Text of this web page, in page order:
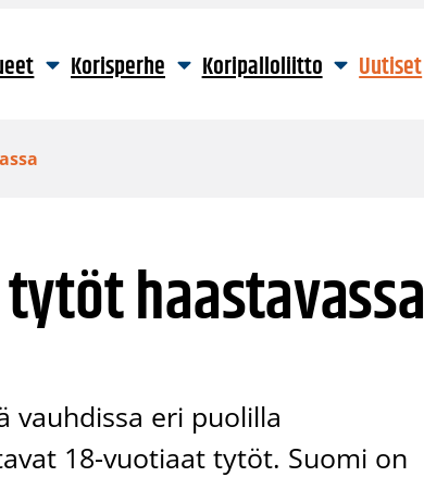
Korisperhe Koripalloliitto Uutiset
haastavassa
vauhdissa eri puolilla
18-vuotiaat tytöt. Suomi on